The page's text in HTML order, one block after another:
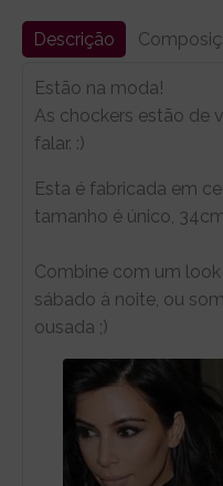
Descrição
Estão na moda!
As chockers estão de
falar. :)
Esta é fabricada em
tamanho é único,
Combine com um
sábado à noite, ou
ousada ;)